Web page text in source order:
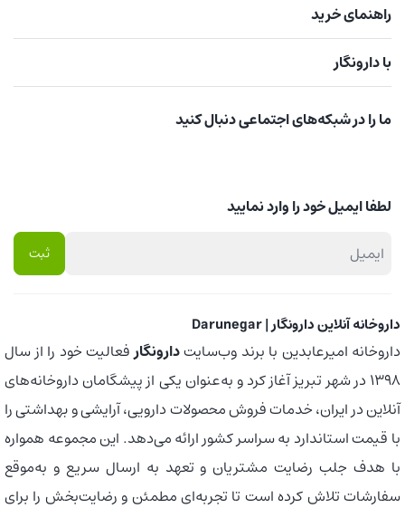
راهنمای خرید
با دارونگار
ما را در شبکه‌های اجتماعی دنبال کنید
لطفا ایمیل خود را وارد نمایید
داروخانه آنلاین دارونگار | Darunegar
داروخانه امیرعابدین با برند وب‌سایتدارونگارفعالیت خود را از سال
1398 در شهر تبریز آغاز کرد و به‌عنوان یکی از پیشگامان داروخانه‌های
آنلاین در ایران، خدمات فروش محصولات دارویی، آرایشی و بهداشتی را
با قیمت استاندارد به سراسر کشور ارائه می‌دهد. این مجموعه همواره
با هدف جلب رضایت مشتریان و تعهد به ارسال سریع و به‌موقع
سفارشات تلاش کرده است تا تجربه‌ای مطمئن و رضایت‌بخش را برای